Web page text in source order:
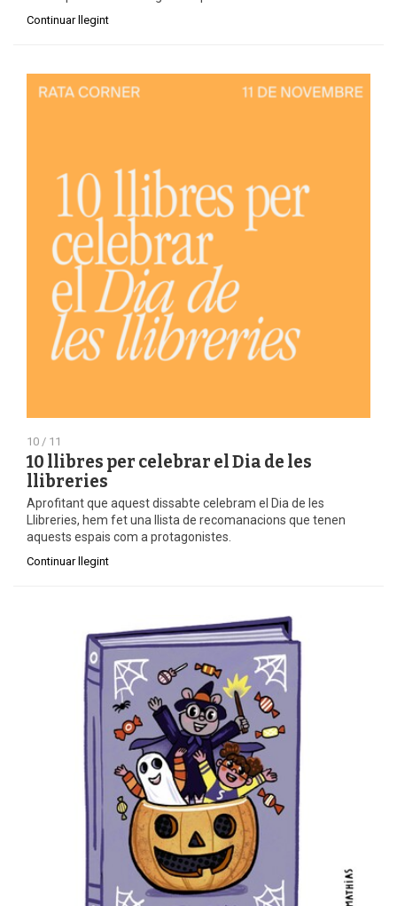
Continuar llegint
10 / 11
10 llibres per celebrar el Dia de les
llibreries
Aprofitant que aquest dissabte celebram el Dia de les
Llibreries, hem fet una llista de recomanacions que tenen
aquests espais com a protagonistes.
Continuar llegint